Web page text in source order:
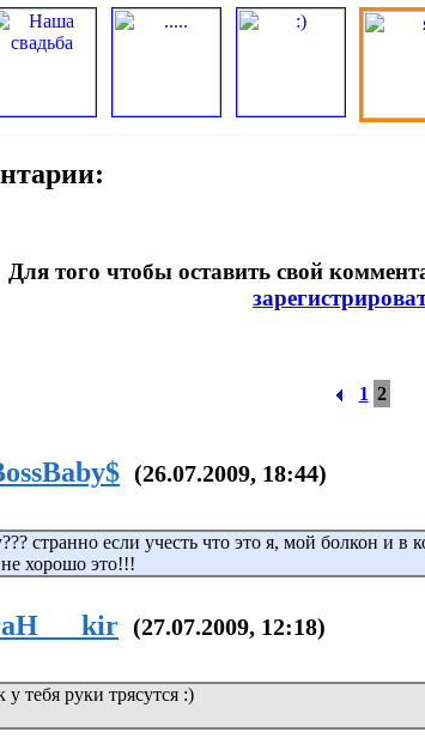
Для того чтобы оставить свой
1 2
(26.07.2009, 18:44)
странно если учесть что это я, мой болкон и
хорошо это!!!
(27.07.2009, 12:18)
у тебя руки трясутся :)